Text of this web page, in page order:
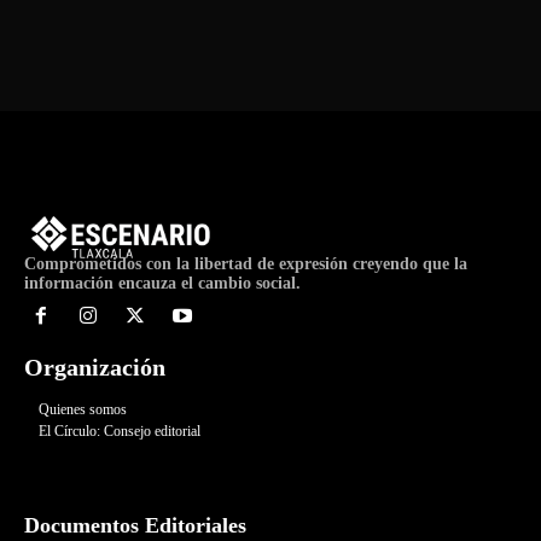
Comprometidos con la libertad de expresión creyendo que la
información encauza el cambio social.
Organización
Quienes somos
El Círculo: Consejo editorial
Documentos Editoriales